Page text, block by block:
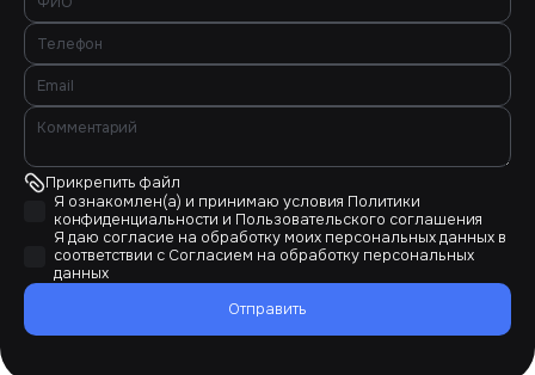
Прикрепить файл
Я ознакомлен(а) и принимаю условия Политики
конфиденциальности и Пользовательского соглашения
Я даю согласие на обработку моих персональных данных в
соответствии с Согласием на обработку персональных
данных
Отправить